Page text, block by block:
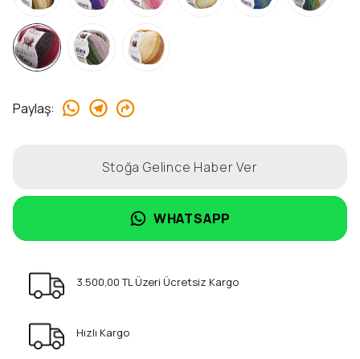
Paylaş:
Stoğa Gelince Haber Ver
WHATSAPP
3.500,00 TL Üzeri Ücretsiz Kargo
Hızlı Kargo